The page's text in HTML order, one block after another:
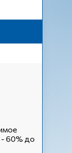
60% до